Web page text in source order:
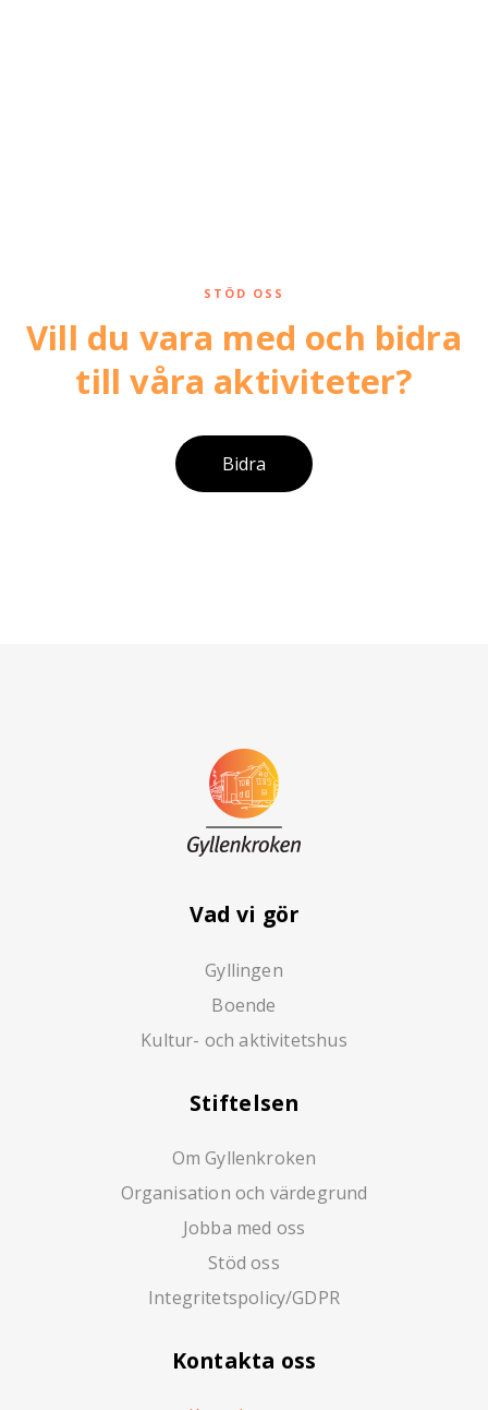
STÖD OSS
Vill du vara med och bidra
till våra aktiviteter?
Bidra
Vad vi gör
Gyllingen
Boende
Kultur- och aktivitetshus
Stiftelsen
Om Gyllenkroken
Organisation och värdegrund
Jobba med oss
Stöd oss
Integritetspolicy/GDPR
Kontakta oss